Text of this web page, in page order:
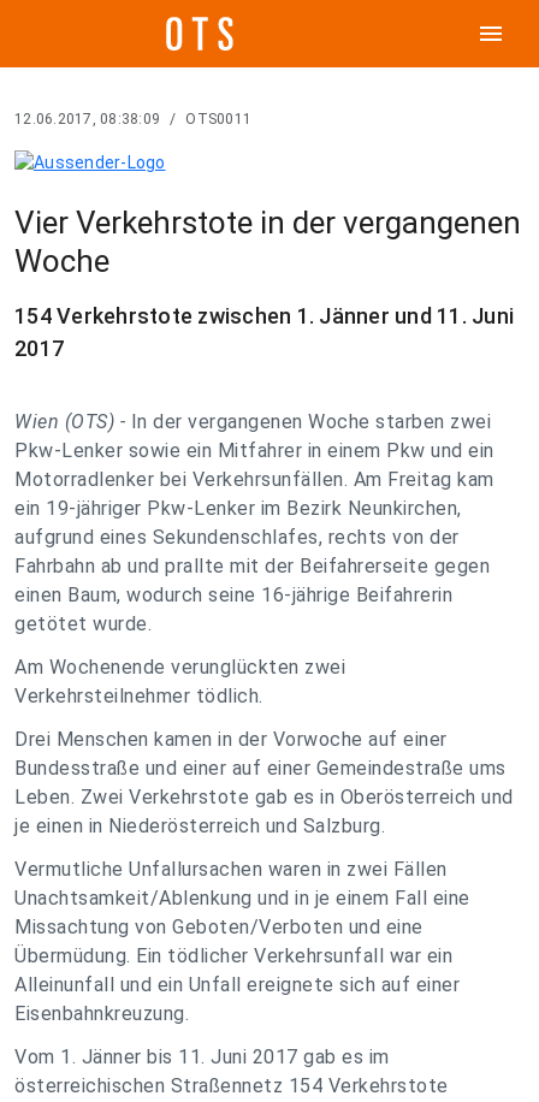
menu
12.06.2017, 08:38:09 / OTS0011
Vier Verkehrstote in der vergangenen
Woche
154 Verkehrstote zwischen 1. Jänner und 11. Juni
2017
Wien (OTS) - In der vergangenen Woche starben zwei
Pkw-Lenker sowie ein Mitfahrer in einem Pkw und ein
Motorradlenker bei Verkehrsunfällen. Am Freitag kam
ein 19-jähriger Pkw-Lenker im Bezirk Neunkirchen,
aufgrund eines Sekundenschlafes, rechts von der
Fahrbahn ab und prallte mit der Beifahrerseite gegen
einen Baum, wodurch seine 16-jährige Beifahrerin
getötet wurde.
Am Wochenende verunglückten zwei
Verkehrsteilnehmer tödlich.
Drei Menschen kamen in der Vorwoche auf einer
Bundesstraße und einer auf einer Gemeindestraße ums
Leben. Zwei Verkehrstote gab es in Oberösterreich und
je einen in Niederösterreich und Salzburg.
Vermutliche Unfallursachen waren in zwei Fällen
Unachtsamkeit/Ablenkung und in je einem Fall eine
Missachtung von Geboten/Verboten und eine
Übermüdung. Ein tödlicher Verkehrsunfall war ein
Alleinunfall und ein Unfall ereignete sich auf einer
Eisenbahnkreuzung.
Vom 1. Jänner bis 11. Juni 2017 gab es im
österreichischen Straßennetz 154 Verkehrstote